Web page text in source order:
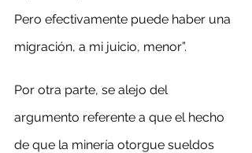
Pero efectivamente puede haber una
migración, a mi juicio, menor”.
Por otra parte, se alejo del
argumento referente a que el hecho
de que la minería otorgue sueldos